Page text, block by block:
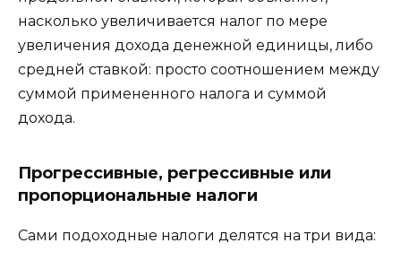
насколько увеличивается налог по мере
увеличения дохода денежной единицы, либо
средней ставкой: просто соотношением между
суммой примененного налога и суммой
дохода.
Прогрессивные, регрессивные или
пропорциональные налоги
Сами подоходные налоги делятся на три вида: